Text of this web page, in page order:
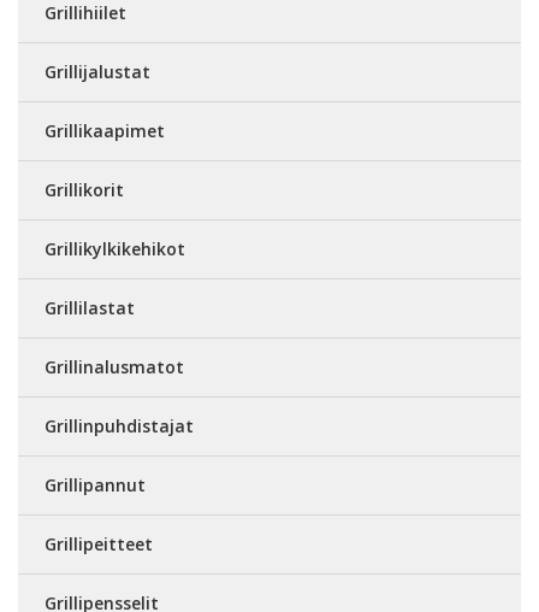
Grillihiilet
Grillijalustat
Grillikaapimet
Grillikorit
Grillikylkikehikot
Grillilastat
Grillinalusmatot
Grillinpuhdistajat
Grillipannut
Grillipeitteet
Grillipensselit